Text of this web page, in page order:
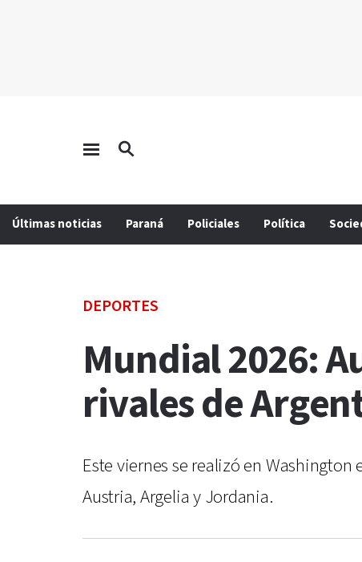
Últimas noticias Paraná Policiales Política
DEPORTES
Mundial 2026:
rivales de
Este viernes se realizó en
Austria, Argelia y Jordania.